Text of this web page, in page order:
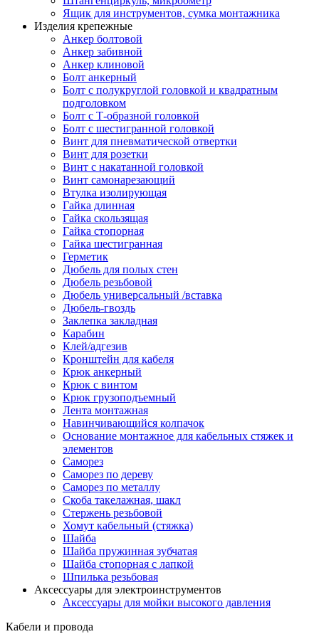
Ящик для инструментов, сумка монтажника
Изделия крепежные
Анкер болтовой
Анкер забивной
Анкер клиновой
Болт анкерный
Болт с полукруглой головкой и квадратным
подголовком
Болт с Т-образной головкой
Болт с шестигранной головкой
Винт для пневматической отвертки
Винт для розетки
Винт с накатанной головкой
Винт самонарезающий
Втулка изолирующая
Гайка длинная
Гайка скользящая
Гайка стопорная
Гайка шестигранная
Герметик
Дюбель для полых стен
Дюбель резьбовой
Дюбель универсальный /вставка
Дюбель-гвоздь
Заклепка закладная
Карабин
Клей/адгезив
Кронштейн для кабеля
Крюк анкерный
Крюк с винтом
Крюк грузоподъемный
Лента монтажная
Навинчивающийся колпачок
Основание монтажное для кабельных стяжек и
элементов
Саморез
Саморез по дереву
Саморез по металлу
Скоба такелажная, шакл
Стержень резьбовой
Хомут кабельный (стяжка)
Шайба
Шайба пружинная зубчатая
Шайба стопорная с лапкой
Шпилька резьбовая
Аксессуары для электроинструментов
Аксессуары для мойки высокого давления
Кабели и провода